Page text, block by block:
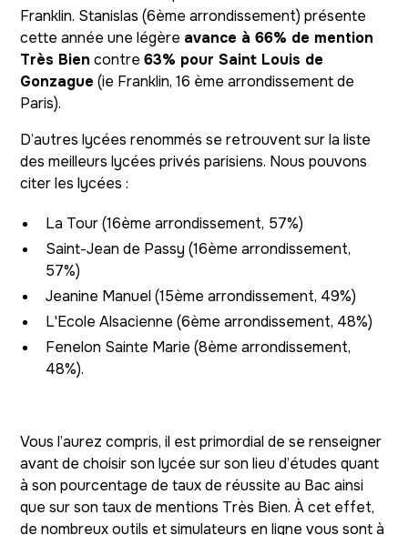
Franklin. Stanislas (6ème arrondissement) présente
cette année une légère avance à 66% de mention
Très Bien contre63% pour Saint Louis de
Gonzague (ie Franklin, 16 ème arrondissement de
Paris).
D’autres lycées renommés se retrouvent sur la liste
des meilleurs lycées privés parisiens. Nous pouvons
citer les lycées :
La Tour (16ème arrondissement, 57%)
Saint-Jean de Passy (16ème arrondissement,
57%)
Jeanine Manuel (15ème arrondissement, 49%)
L'Ecole Alsacienne (6ème arrondissement, 48%)
Fenelon Sainte Marie (8ème arrondissement,
48%).
Vous l’aurez compris, il est primordial de se renseigner
avant de choisir son lycée sur son lieu d’études quant
à son pourcentage de taux de réussite au Bac ainsi
que sur son taux de mentions Très Bien. À cet effet,
de nombreux outils et simulateurs en ligne vous sont à